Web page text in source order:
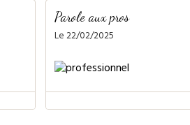
Parole aux pros
Le 22/02/2025